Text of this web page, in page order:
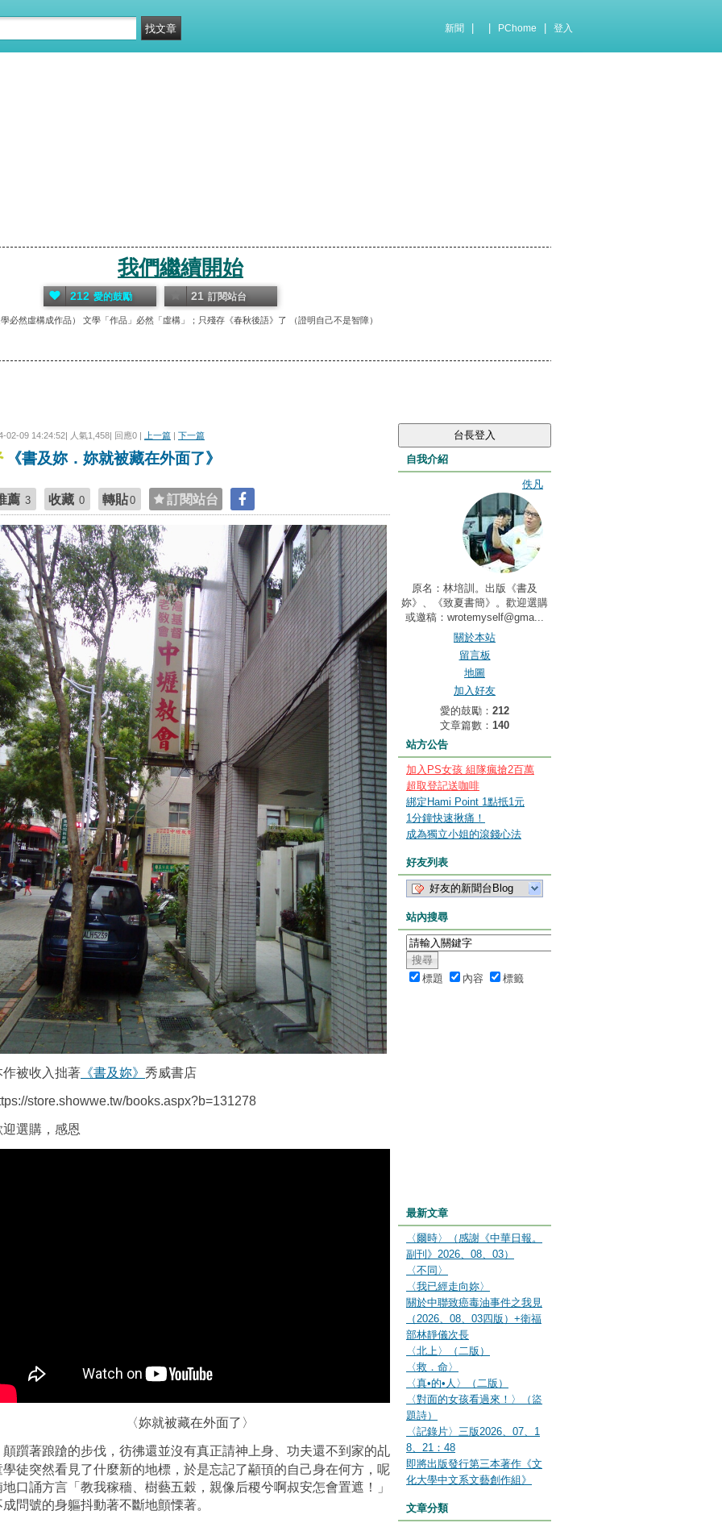
新聞 PChome 登入
我們繼續開始
必然虛構成作品） 文學「作品」必然「虛構」；只殘存《春秋後語》了 （證明自己不是智障）
212 愛的鼓勵 21 訂閱站台
02-09 14:24:52| 人氣1,458| 回應0 | 上一篇 | 下一篇
《書及妳．妳就被藏在外面了》
薦 3 收藏 0 轉貼0 訂閱站台
作被收入拙著 《書及妳》 秀威書店
store.showwe.tw/books.aspx?b=131278
迎選購，感恩
〈妳就被藏在外面了〉
顛躓著踉蹌的步伐，彷彿還並沒有真正請神上身、功夫還不到家的乩
學徒突然看見了什麼新的地標，於是忘記了顢頇的自己身在何方，呢
地口誦方言「教我稼穡、樹藝五穀，親像后稷兮啊叔安怎會置遮！」
問號的身軀抖動著不斷地顫慄著。
自我介紹
佚凡
原名：林培訓。出版《書及
妳》、《致夏書簡》。歡迎選購
或邀稿：wrotemyself@gma...
關於本站
留言板
地圖
加入好友
愛的鼓勵： 212
文章篇數： 140
站方公告
加入PS女孩 組隊瘋搶2百萬
超取登記送咖啡
綁定Hami Point 1點抵1元
1分鐘快速揪痛！
成為獨立小姐的滾錢心法
好友列表
好友的新聞台Blog
站內搜尋
標題 內容 標籤
最新文章
〈爾時〉（感謝《中華日報。
副刊》2026、08、03）
〈不同〉
〈我已經走向妳〉
關於中聯致癌毒油事件之我見
（2026、08、03四版）+衛福
部林靜儀次長
〈北上〉（二版）
〈救．命〉
〈真•的•人〉（二版）
〈對面的女孩看過來！〉（盜
題詩）
〈記錄片〉三版2026、07、1
8、21：48
即將出版發行第三本著作《文
化大學中文系文藝創作組》
文章分類